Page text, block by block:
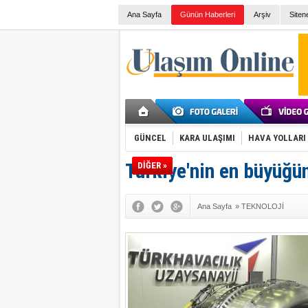
Ana Sayfa Günün Haberleri Arşiv
GÜNCEL KARA ULAŞIMI HAVA YOLLARI
DİĞER »
Türkiye'nin en
Ana Sayfa » TEKNOLOJİ